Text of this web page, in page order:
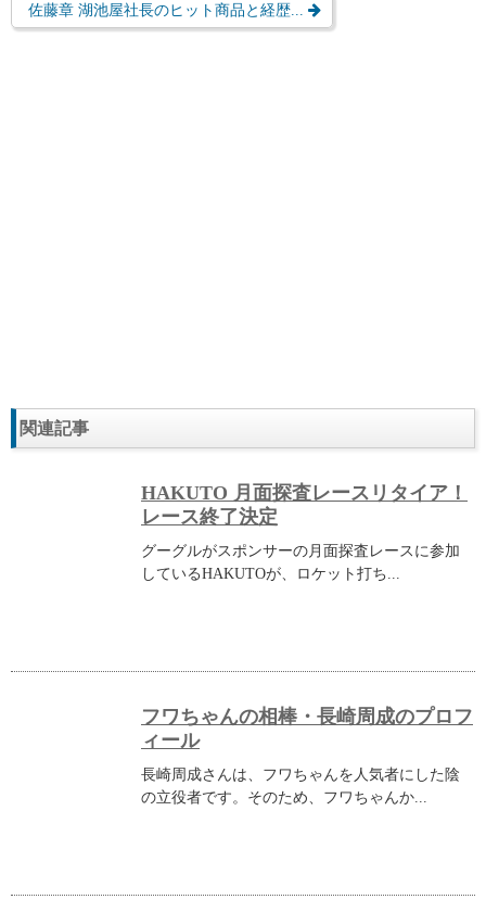
佐藤章 湖池屋社長のヒット商品と経歴...
関連記事
HAKUTO 月面探査レースリタイア！
レース終了決定
グーグルがスポンサーの月面探査レースに参加
しているHAKUTOが、ロケット打ち...
フワちゃんの相棒・長崎周成のプロフ
ィール
長崎周成さんは、フワちゃんを人気者にした陰
の立役者です。そのため、フワちゃんか...